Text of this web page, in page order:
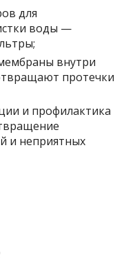
для
воды —
внутри
протечки
и профилактика
и неприятных